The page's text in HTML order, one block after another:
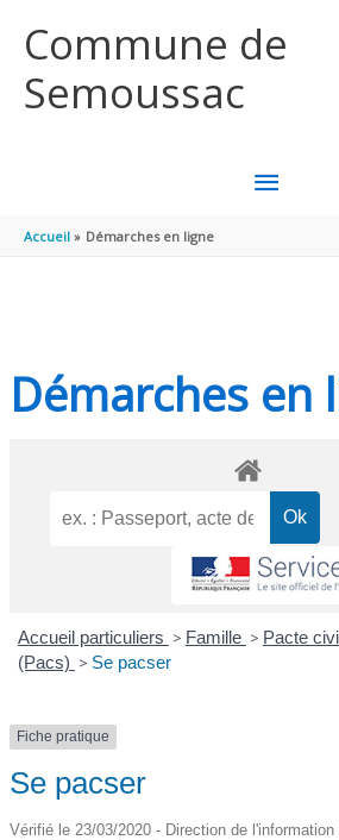
Commune de
Semoussac
MENU
Accueil Démarches en ligne
Démarches en
Accueil particuliers > Famille > Pacte
(Pacs) > Se pacser
Fiche pratique
Se pacser
Vérifié le 23/03/2020 - Direction de l'information